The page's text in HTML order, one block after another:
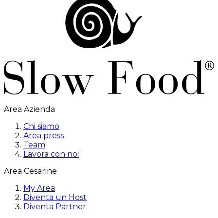
Area Azienda
Chi siamo
Area press
Team
Lavora con noi
Area Cesarine
My Area
Diventa un Host
Diventa Partner